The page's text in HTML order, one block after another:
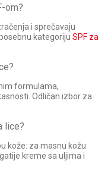
om?
i sprečavaju
kategoriju SPF za
formulama,
Odličan izbor za
lice?
kože: za masnu kožu
kreme sa uljima i